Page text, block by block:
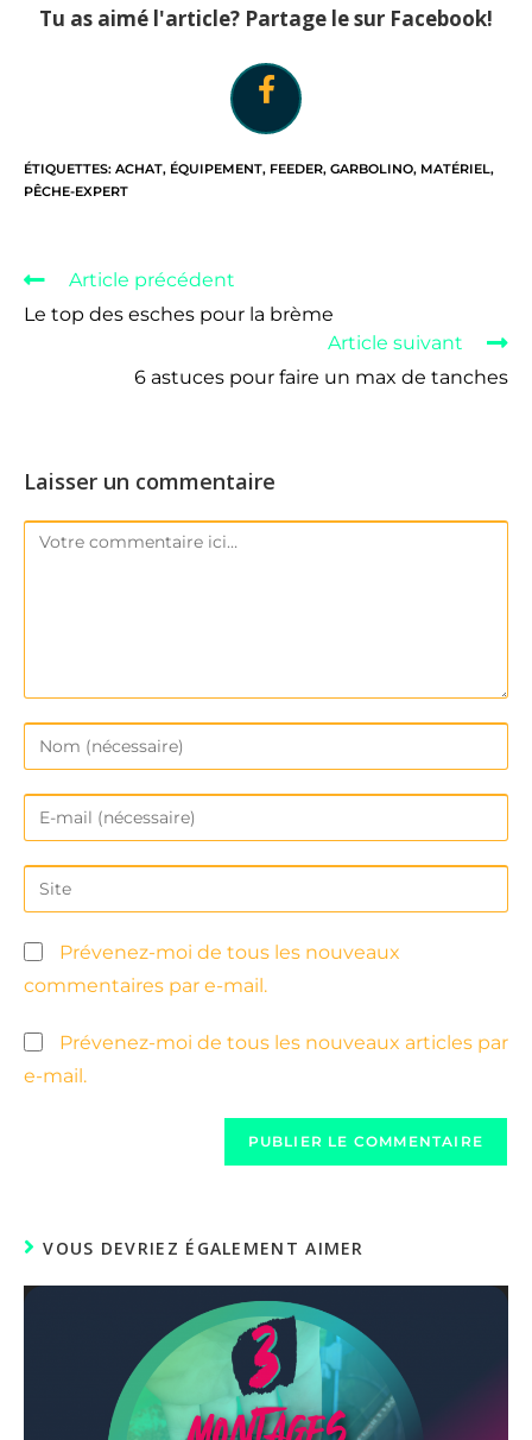
Tu as aimé l'article? Partage le sur Facebook!
ÉTIQUETTES: ACHAT, ÉQUIPEMENT, FEEDER, GARBOLINO, MATÉRIEL,
PÊCHE-EXPERT
Article précédent
Le top des esches pour la brème
Article suivant
6 astuces pour faire un max de tanches
Laisser un commentaire
Prévenez-moi de tous les nouveaux
commentaires par e-mail.
Prévenez-moi de tous les nouveaux articles par
e-mail.
VOUS DEVRIEZ ÉGALEMENT AIMER